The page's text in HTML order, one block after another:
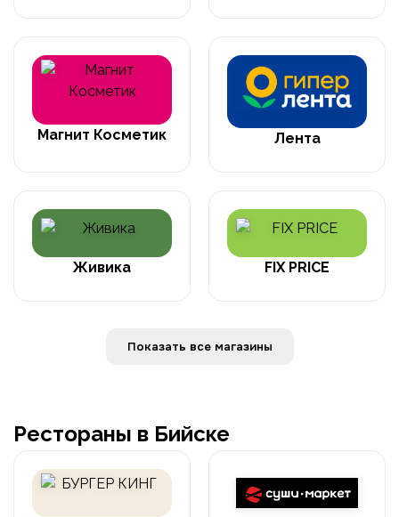
Магнит Косметик Лента
Живика FIX PRICE
Показать все магазины
Рестораны в Бийске